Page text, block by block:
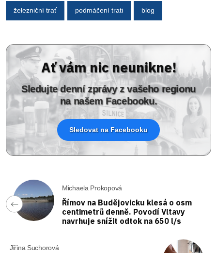
železniční trať podmáčení trati blog
Ať vám nic neunikne!
Sledujte denní zprávy z vašeho regionu
na našem Facebooku.
Sledovat na Facebooku
Michaela Prokopová
Římov na Budějovicku klesá o osm
centimetrů denně. Povodí Vltavy
navrhuje snížit odtok na 650 l/s
Jiřina Suchorová